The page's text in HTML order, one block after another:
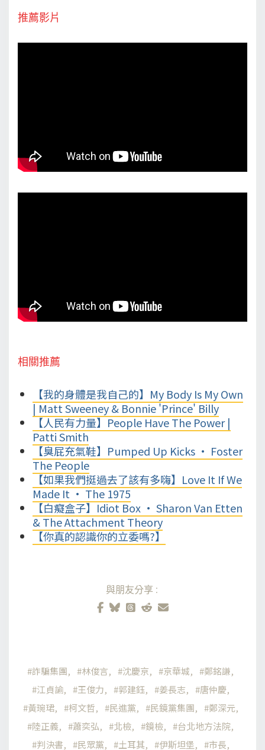
推薦影片
相關推薦
【我的身體是我自己的】My Body Is My Own
| Matt Sweeney & Bonnie 'Prince' Billy
【人民有力量】People Have The Power |
Patti Smith
【臭屁充氣鞋】Pumped Up Kicks • Foster
The People
【如果我們挺過去了該有多嗨】Love It If We
Made It • The 1975
【白癡盒子】Idiot Box • Sharon Van Etten
& The Attachment Theory
【你真的認識你的立委嗎?】
與朋友分享:
詐騙集團 林俊言 沈慶京 京華城
鄭銘謙
江貞諭
王俊力 郭建鈺 姜長志
唐仲慶
黃琬珺
柯文哲 民進黨 民鏡黨集團
鄭深元
陸正義
蕭奕弘 北檢 鏡檢
台北地方法院
判決書
民眾黨 土耳其 伊斯坦堡 市長